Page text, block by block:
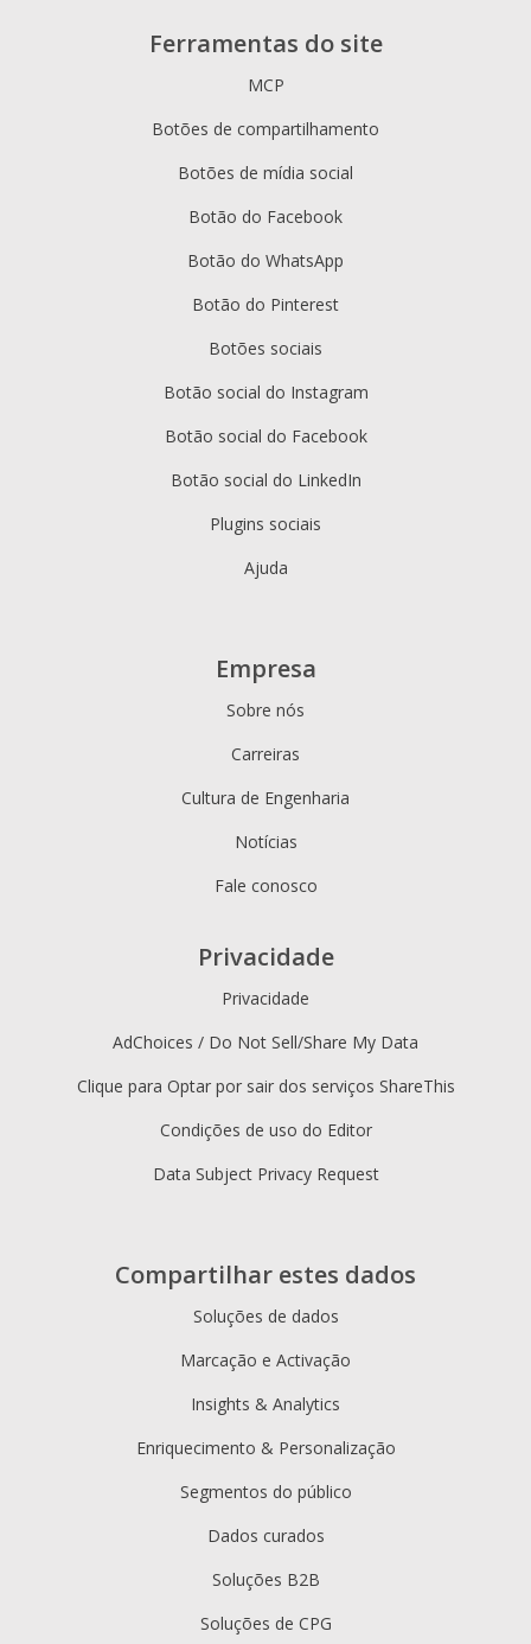
Ferramentas do site
MCP
Botões de compartilhamento
Botões de mídia social
Botão do Facebook
Botão do WhatsApp
Botão do Pinterest
Botões sociais
Botão social do Instagram
Botão social do Facebook
Botão social do LinkedIn
Plugins sociais
Ajuda
Compartilhar estes dados
Soluções de dados
Marcação e Activação
Insights & Analytics
Enriquecimento & Personalização
Segmentos do público
Dados curados
Soluções B2B
Soluções de CPG
Empresa
Sobre nós
Carreiras
Cultura de Engenharia
Notícias
Fale conosco
Privacidade
Privacidade
AdChoices / Do Not Sell/Share My Data
Clique para Optar por sair dos serviços ShareThis
Condições de uso do Editor
Data Subject Privacy Request